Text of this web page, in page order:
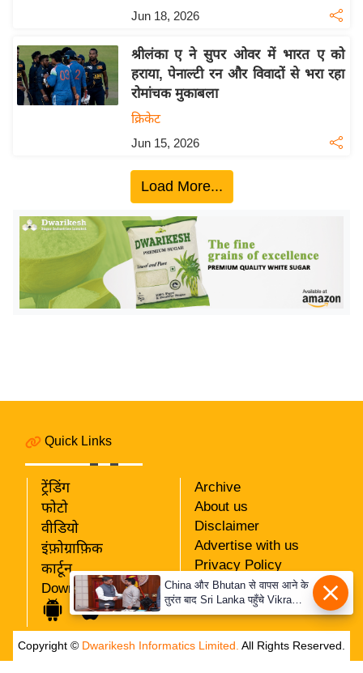
ग
इं
डि
या
ग
त
ऑ
व
ली
वु
Jun 18, 2026
श्रीलंका ए ने सुपर ओवर में भारत ए को
हराया, पेनाल्टी रन और विवादों से भरा रहा
रोमांचक मुकाबला
क्रिकेट
Jun 15, 2026
Load More...
Quick Links
ट्रेंडिंग
फोटो
वीडियो
इंफ़ोग्राफ़िक
कार्टून
Download App
Archive
About us
Disclaimer
Advertise with us
Privacy Policy
RSS
Our Team
Copyright © Dwarikesh Informatics Limited. All Rights Reserved.
China और Bhutan से वापस आने के
तुरंत बाद Sri Lanka पहुँचे Vikram
Misri, भारत के जबरदस्त दाँव से
दुनिया हुई हैरान